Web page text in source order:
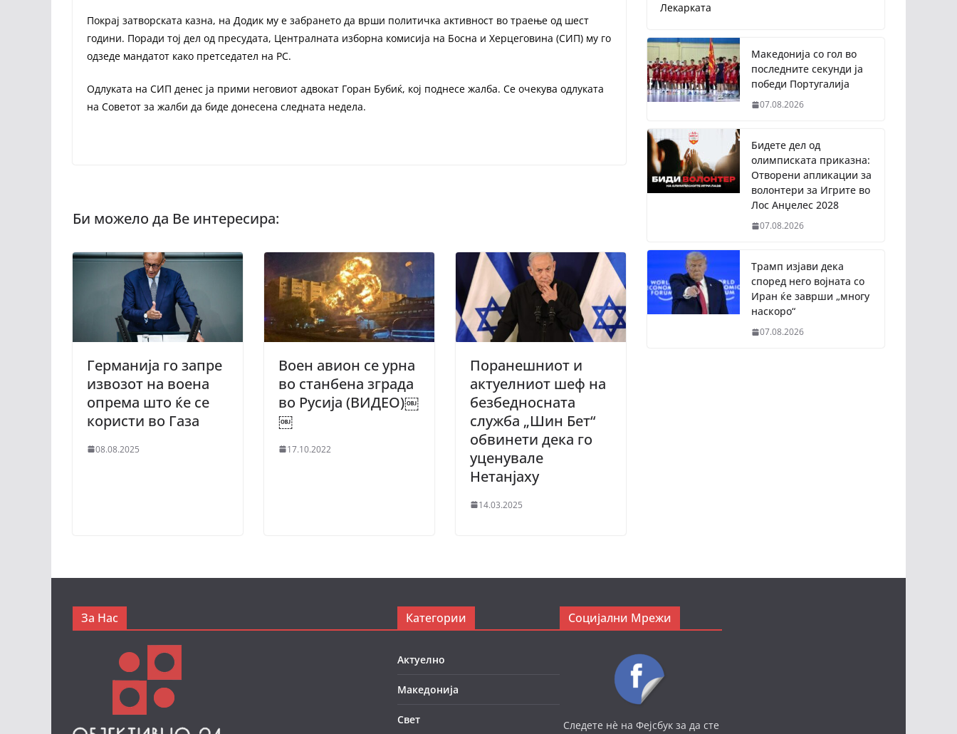
Покрај затворската казна, на Додик му е забрането да врши политичка активност во траење од шест
години. Поради тој дел од пресудата, Централната изборна комисија на Босна и Херцеговина (СИП) му го
одзеде мандатот како претседател на РС.
Одлуката на СИП денес ја прими неговиот адвокат Горан Бубиќ, кој поднесе жалба. Се очекува одлуката
на Советот за жалби да биде донесена следната недела.
Германија го запре
извозот на воена
опрема што ќе се
користи во Газа
08.08.2025
Воен авион се урна
во станбена зграда
во Русија (ВИДЕО)￼
￼
17.10.2022
Поранешниот и
актуелниот шеф на
безбедносната
служба „Шин Бет“
обвинети дека го
уценувале
Нетанјаху
14.03.2025
Лекарката
Македонија со гол во
последните секунди ја
победи Португалија
07.08.2026
Бидете дел од
олимписката приказна:
Отворени апликации за
волонтери за Игрите во
Лос Анџелес 2028
07.08.2026
Трамп изјави дека
според него војната со
Иран ќе заврши „многу
наскоро“
07.08.2026
За Нас Категории
Актуелно
Македонија
Свет
Социјални Мрежи
Следете нè на Фејсбук за да сте